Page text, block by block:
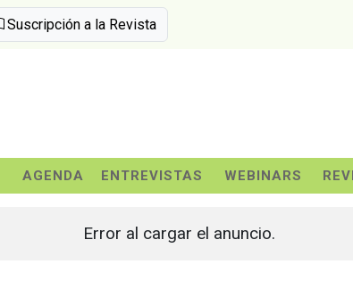
Suscripción a la Revista
AGENDA ENTREVISTAS WEBINARS
Error al cargar el anuncio.